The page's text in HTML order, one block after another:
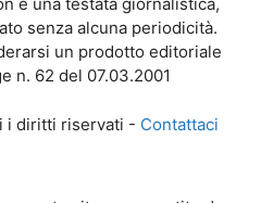
senza alcuna periodicità.
un prodotto editoriale
n. 62 del 07.03.2001
i diritti riservati - Contattaci